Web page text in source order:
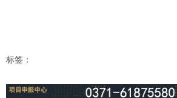
标签：